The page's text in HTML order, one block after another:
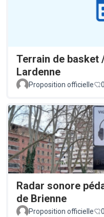
Terrain de basket
Lardenne
Proposition officielle 0
Radar sonore
de Brienne
Proposition officielle 0